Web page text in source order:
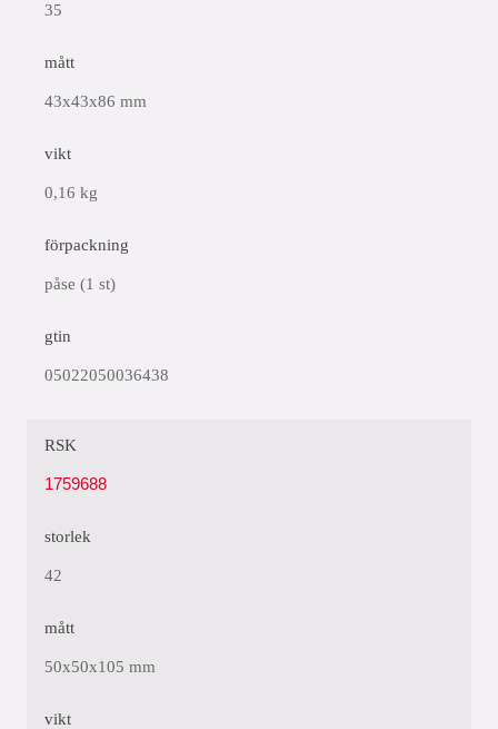
35
mått
43x43x86 mm
vikt
0,16 kg
förpackning
påse (1 st)
gtin
05022050036438
RSK
1759688
storlek
42
mått
50x50x105 mm
vikt